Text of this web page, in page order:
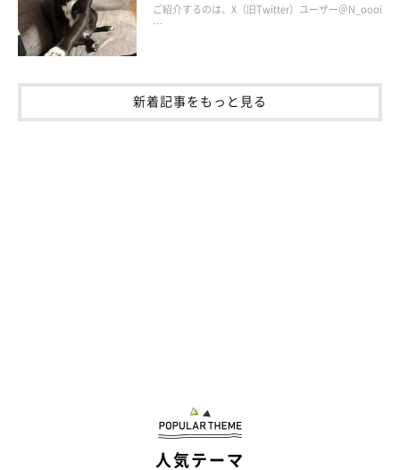
#doglife#mydog #instadogs#cutedogs
ご紹介するのは、X（旧Twitter）ユーザー＠N_oooi
…
新着記事をもっと見る
人気テーマ